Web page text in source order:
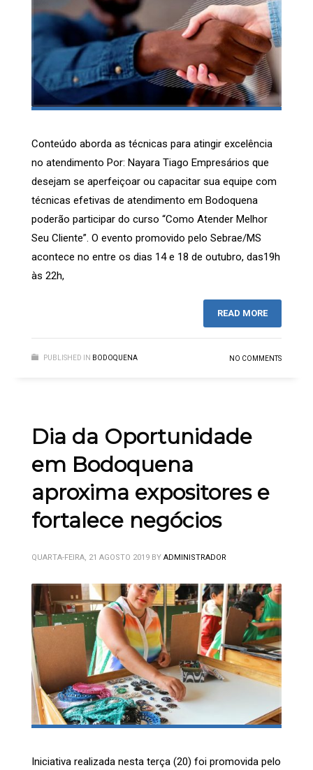
Conteúdo aborda as técnicas para atingir excelência
no atendimento Por: Nayara Tiago Empresários que
desejam se aperfeiçoar ou capacitar sua equipe com
técnicas efetivas de atendimento em Bodoquena
poderão participar do curso “Como Atender Melhor
Seu Cliente”. O evento promovido pelo Sebrae/MS
acontece no entre os dias 14 e 18 de outubro, das19h
às 22h,
READ MORE
PUBLISHED IN BODOQUENA NO COMMENTS
Dia da Oportunidade
em Bodoquena
aproxima expositores e
fortalece negócios
QUARTA-FEIRA, 21 AGOSTO 2019 BY ADMINISTRADOR
Iniciativa realizada nesta terça (20) foi promovida pelo